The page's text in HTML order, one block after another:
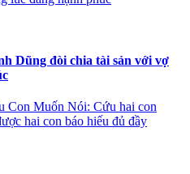
Dũng đòi chia tài sản với vợ
Con Muốn Nói: Cứu hai con
hai con báo hiếu đủ đầy